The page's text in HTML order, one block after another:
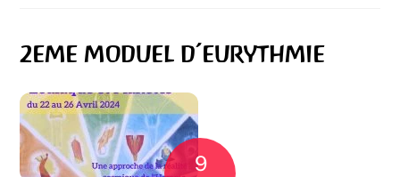
2eme moduel d’eurythmie
9